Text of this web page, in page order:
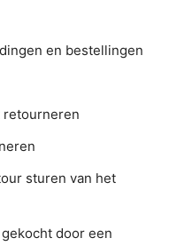
en bestellingen
retourneren
sturen van het
door een